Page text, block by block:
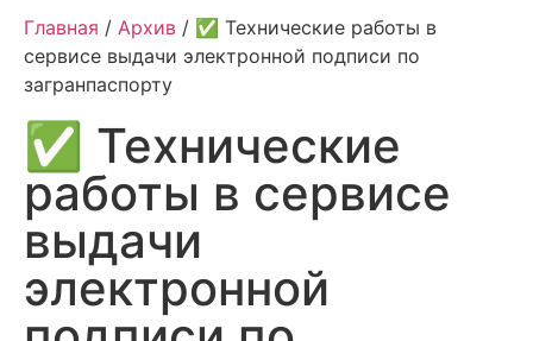
Главная / Архив / ✅ Технические работы в
сервисе выдачи электронной подписи по
загранпаспорту
✅ Технические
работы в сервисе
выдачи
электронной